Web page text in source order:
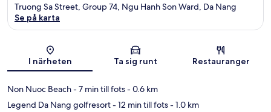
Karta
Truong Sa Street, Group 74, Ngu Hanh Son Ward, Da Nang
Se på karta
I närheten Ta sig runt Restauranger
Non Nuoc Beach- 7 min till fots- 0.6 km
Legend Da Nang golfresort- 12 min till fots- 1.0 km